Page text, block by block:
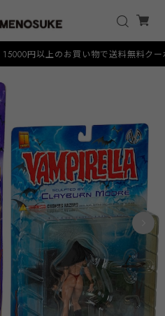
円以上のお買い物で送料無料クー